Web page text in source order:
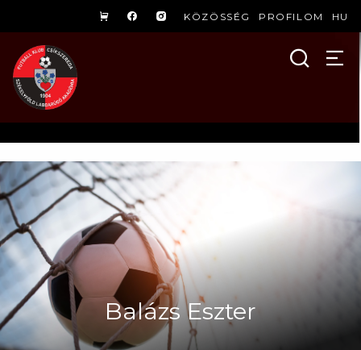
KÖZÖSSÉG PROFILOM HU
Balázs Eszter